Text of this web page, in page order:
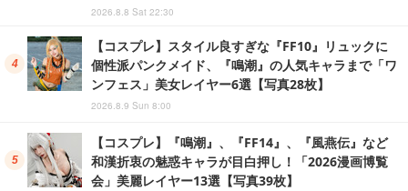
2026.8.8 Sat 22:30
【コスプレ】スタイル良すぎな『FF10』リュックに
個性派パンクメイド、『鳴潮』の人気キャラまで「ワ
ンフェス」美女レイヤー6選【写真28枚】
2026.8.9 Sun 8:00
【コスプレ】『鳴潮』、『FF14』、『風燕伝』など
和漢折衷の魅惑キャラが目白押し！「2026漫画博覧
会」美麗レイヤー13選【写真39枚】